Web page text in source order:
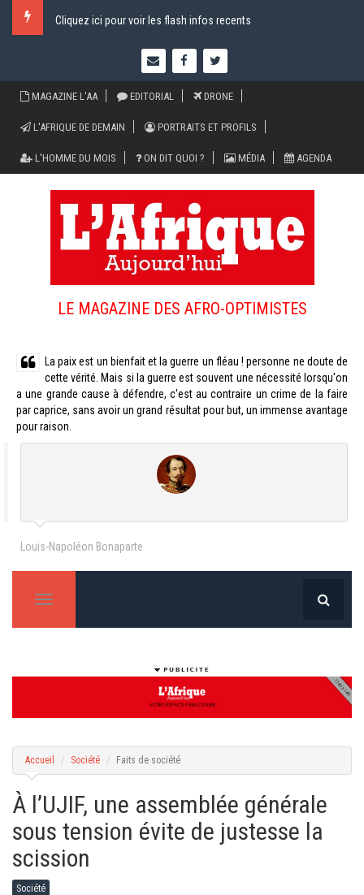
Cliquez ici pour voir les flash infos recents
MAGAZINE L'AA EDITORIAL DRONE
L'AFRIQUE DE DEMAIN PORTRAITS ET PROFILS
L'HOMME DU MOIS ON DIT QUOI ? MÉDIA AGENDA
LE MAGAZINE DES AFRO-OPTIMISTES
La paix est un bienfait et la guerre un fléau ! personne ne doute de
cette vérité. Mais si la guerre est souvent une nécessité lorsqu'on
a une grande cause à défendre, c'est au contraire un crime de la faire
par caprice, sans avoir un grand résultat pour but, un immense avantage
pour raison.
Louis-Napoléon Bonaparte
T
g
n
i
t
n
Accueil Société Faits de société
À l’UJIF, une assemblée générale
sous tension évite de justesse la
scission
Société